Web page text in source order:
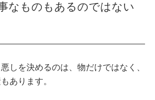
なものもあるのではない
しを決めるのは、物だけではなく、
あります。